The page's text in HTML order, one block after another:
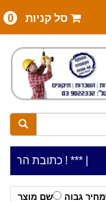
סל קניות 0
***כתובת החנות: רח' המלאכה 2, ביתן 8 ***כלי עבודה להשכרה בתעריף יומי משתלם ! ***
מחיר גבוה
שם מוצר